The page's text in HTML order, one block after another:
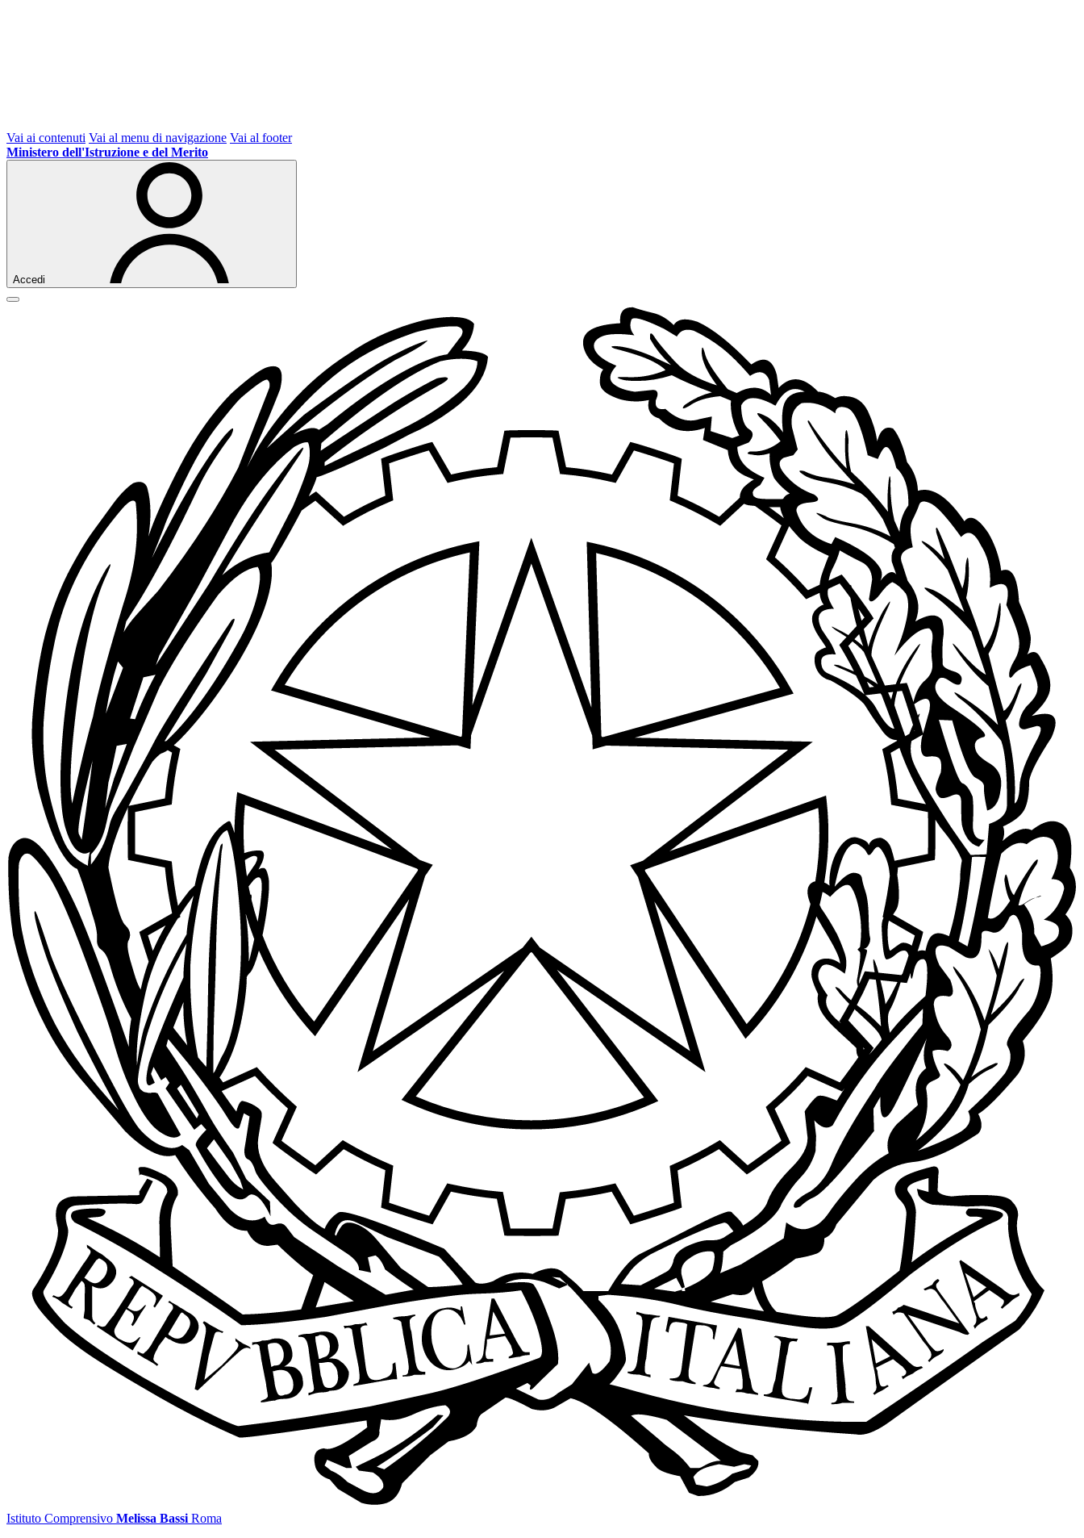
Vai ai contenuti Vai al menu di navigazione Vai al footer
Ministero dell'Istruzione e del Merito
Accedi
Istituto Comprensivo Melissa Bassi Roma